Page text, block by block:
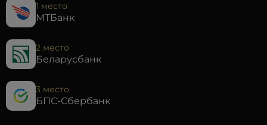
1 место
МТБанк
2 место
Беларусбанк
3 место
БПС-Сбербанк